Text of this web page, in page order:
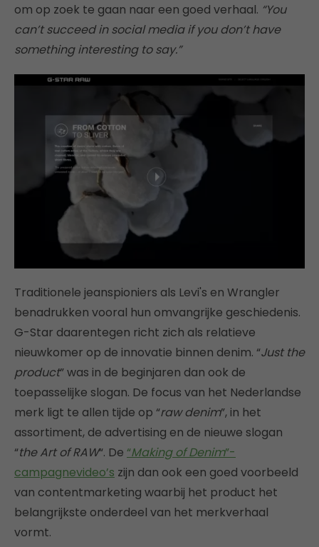
om op zoek te gaan naar een goed verhaal. “You
can’t succeed in social media if you don’t have
something interesting to say.”
Traditionele jeanspioniers als Levi's en Wrangler
benadrukken vooral hun omvangrijke geschiedenis.
G-Star daarentegen richt zich als relatieve
nieuwkomer op de innovatie binnen denim. “Just the
product” was in de beginjaren dan ook de
toepasselijke slogan. De focus van het Nederlandse
merk ligt te allen tijde op “raw denim”, in het
assortiment, de advertising en de nieuwe slogan
“the Art of RAW“. De “Making of Denim”-
campagnevideo’s zijn dan ook een goed voorbeeld
van contentmarketing waarbij het product het
belangrijkste onderdeel van het merkverhaal
vormt.